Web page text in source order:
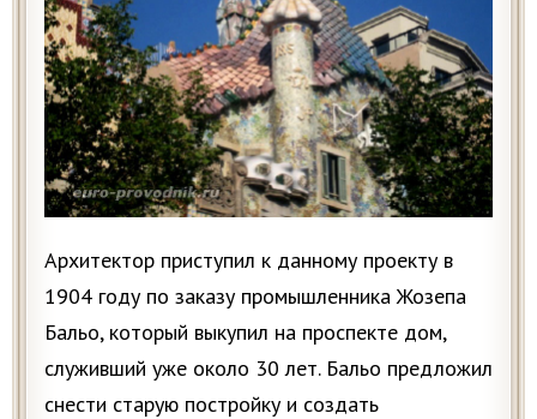
Архитектор приступил к данному проекту в
1904 году по заказу промышленника Жозепа
Бальо, который выкупил на проспекте дом,
служивший уже около 30 лет. Бальо предложил
снести старую постройку и создать